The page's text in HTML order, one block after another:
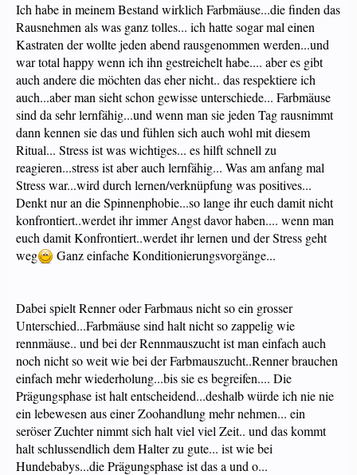
Ich habe in meinem Bestand wirklich Farbmäuse...die finden das
Rausnehmen als was ganz tolles... ich hatte sogar mal einen
Kastraten der wollte jeden abend rausgenommen werden...und
war total happy wenn ich ihn gestreichelt habe.... aber es gibt
auch andere die möchten das eher nicht.. das respektiere ich
auch...aber man sieht schon gewisse unterschiede... Farbmäuse
sind da sehr lernfähig...und wenn man sie jeden Tag rausnimmt
dann kennen sie das und fühlen sich auch wohl mit diesem
Ritual... Stress ist was wichtiges... es hilft schnell zu
reagieren...stress ist aber auch lernfähig... Was am anfang mal
Stress war...wird durch lernen/verknüpfung was positives...
Denkt nur an die Spinnenphobie...so lange ihr euch damit nicht
konfrontiert..werdet ihr immer Angst davor haben.... wenn man
euch damit Konfrontiert..werdet ihr lernen und der Stress geht
weg
Ganz einfache Konditionierungsvorgänge...
Dabei spielt Renner oder Farbmaus nicht so ein grosser
Unterschied...Farbmäuse sind halt nicht so zappelig wie
rennmäuse.. und bei der Rennmauszucht ist man einfach auch
noch nicht so weit wie bei der Farbmauszucht..Renner brauchen
einfach mehr wiederholung...bis sie es begreifen.... Die
Prägungsphase ist halt entscheidend...deshalb würde ich nie nie
ein lebewesen aus einer Zoohandlung mehr nehmen... ein
seröser Zuchter nimmt sich halt viel viel Zeit.. und das kommt
halt schlussendlich dem Halter zu gute... ist wie bei
Hundebabys...die Prägungsphase ist das a und o...